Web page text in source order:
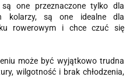
one przeznaczone tylko dla
kolarzy, są one idealne dla
rowerowym i chce czuć się
może być wyjątkowo trudna
wilgotność i brak chłodzenia,